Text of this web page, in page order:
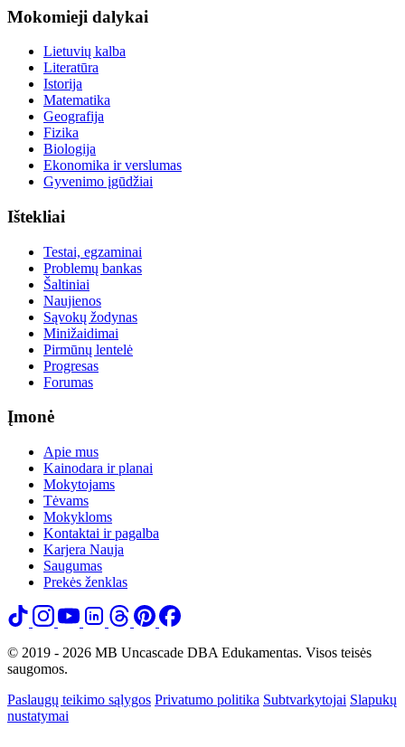
Mokomieji dalykai
Lietuvių kalba
Literatūra
Istorija
Matematika
Geografija
Fizika
Biologija
Ekonomika ir verslumas
Gyvenimo įgūdžiai
Ištekliai
Testai, egzaminai
Problemų bankas
Šaltiniai
Naujienos
Sąvokų žodynas
Minižaidimai
Pirmūnų lentelė
Progresas
Forumas
Įmonė
Apie mus
Kainodara ir planai
Mokytojams
Tėvams
Mokykloms
Kontaktai ir pagalba
Karjera Nauja
Saugumas
Prekės ženklas
© 2019 - 2026 MB Uncascade DBA Edukamentas. Visos teisės
saugomos.
Paslaugų teikimo sąlygos Privatumo politika Subtvarkytojai Slapukų
nustatymai